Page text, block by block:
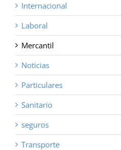
Internacional
Laboral
Mercantil
Noticias
Particulares
Sanitario
seguros
Transporte